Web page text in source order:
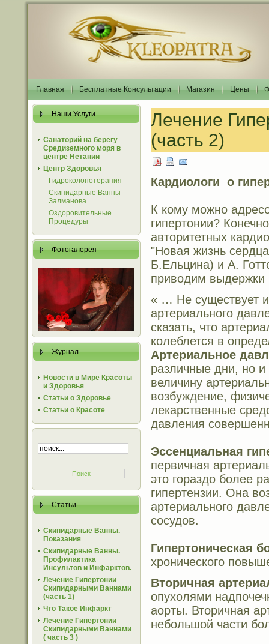
Главная Бесплатные Консультации Магазин Цены
Наши Услуги
Санаторий на берегу
Средиземного моря в
центре Нетании
Центр Здоровья
Гидроколонотерапия
Скипидарные Ванны
Залманова
Оздоровительные
Процедуры
Фотогалерея
Журнал
Новости в Мире Красоты
и Здоровья
Статьи о Здоровье
Статьи о Красоте
Статьи
Скипидарные Ванны.
Показания
Скипидарные Ванны.
Профилактика
Инсультов и Инфарктов.
Лечение Гипертонии
Скипидарными Ваннами
(часть 1)
Что Такое Инфаркт
Лечение Гипертонии
Скипидарными Ваннами
( часть 3 )
Лечение
(часть 2)
Кардиологи о
К кому можно
гипертонии?
авторитетных
"Новая жизнь
Б.Ельцина) и А.
приводим выдержки
« … Не существует
артериального
сказать, что
колеблется в
Артериальное
различные дни, но и
величину
возбуждение,
лекарственные
давления
Эссенциальная
первичная
это гораздо более
гипертензии. Она
артериального
сосудов.
Гипертоническая
хронического
Вторичная
опухолями
аорты. Вторичная
небольшой части